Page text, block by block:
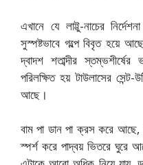
এখানে যে লাট্টু-নাচের
সুস্পষ্টভাবে গল্পে বিবৃত হয়ে
দ্বাদশ শতাব্দীর স্তম্ভশীর্ষের
পরিলক্ষিত হয় টাউলাসের
আছে।
বাম পা ডান পা ক্রস করে
স্পর্শ করে পাদ্বয় ভিতরে ঘুরে